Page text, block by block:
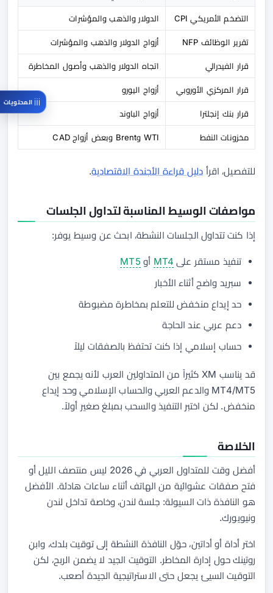
التضخم الأمريكي CPI الدولار والذهب والمؤشرات
تقرير الوظائف NFP أزواج الدولار والذهب والمؤشرات
قرار الفيدرالي اتجاه الدولار والذهب وأصول المخاطرة
قرار المركزي الأوروبي أزواج اليورو
قرار بنك إنجلترا أزواج الباوند
مخزونات النفط WTI وBrent وبعض أزواج CAD
للتفصيل، اقرأ دليل قراءة الأجندة الاقتصادية.
مواصفات الوسيط المناسبة لتداول الجلسات
إذا كنت تتداول الجلسات النشطة، ابحث عن وسيط يوفر:
تنفيذ مستقر على MT4 أو MT5
سبريد واضح أثناء الأخبار
حد إيداع منخفض للتعلم بمخاطرة مضبوطة
دعم عربي عند الحاجة
حساب إسلامي إذا كنت تحتفظ بالصفقات ليلاً
قد يناسب XM كثيراً من المتداولين العرب لأنه يجمع بين
MT4/MT5 والدعم العربي والحساب الإسلامي وحد إيداع
منخفض. لكن اختبر التنفيذ والسحب بمبلغ صغير أولاً.
الخلاصة
أفضل وقت للمتداول العربي في 2026 ليس منتصف الليل أو
فتح صفقات عشوائية من الهاتف أثناء ساعات هادئة. الأفضل
هو النافذة ذات السيولة: جلسة لندن، وخاصة تداخل لندن
ونيويورك.
اختر أداة أو أداتين، حوّل النافذة النشطة إلى توقيت بلدك، وابنِ
روتينك حول إدارة المخاطر. التوقيت الجيد لا يضمن الربح، لكن
التوقيت السيئ يجعل حتى الاستراتيجية الجيدة أصعب.
المحتويات